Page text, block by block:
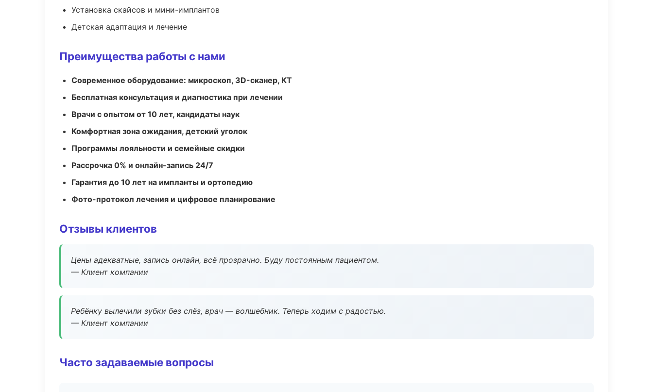
Установка скайсов и мини-имплантов
Детская адаптация и лечение
Преимущества работы с нами
Современное оборудование: микроскоп, 3D-сканер, КТ
Бесплатная консультация и диагностика при лечении
Врачи с опытом от 10 лет, кандидаты наук
Комфортная зона ожидания, детский уголок
Программы лояльности и семейные скидки
Рассрочка 0% и онлайн-запись 24/7
Гарантия до 10 лет на импланты и ортопедию
Фото-протокол лечения и цифровое планирование
Отзывы клиентов
Цены адекватные, запись онлайн, всё прозрачно. Буду постоянным пациентом.
— Клиент компании
Ребёнку вылечили зубки без слёз, врач — волшебник. Теперь ходим с радостью.
— Клиент компании
Часто задаваемые вопросы